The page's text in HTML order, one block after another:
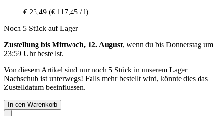
€ 23,49 (€ 117,45 / l)
Noch 5 Stück auf Lager
Zustellung bis Mittwoch, 12. August, wenn du bis Donnerstag um
23:59 Uhrbestellst.
Von diesem Artikel sind nur noch 5 Stück in unserem Lager.
Nachschub ist unterwegs! Falls mehr bestellt wird, könnte dies das
Zustelldatum beeinflussen.
In den Warenkorb